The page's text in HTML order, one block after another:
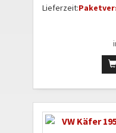
Lieferzeit: